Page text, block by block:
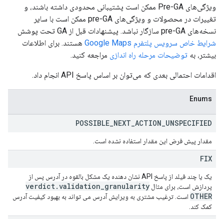
ویژگی‌های Pre-GA ممکن است پشتیبانی محدودی داشته باشند، و
تغییرات در محصولات و ویژگی‌های pre-GA ممکن است با سایر
نسخه‌های pre-GA سازگار نباشد. پیشنهادات قبل از GA تحت پوشش
شرایط خاص سرویس پلتفرم Google Maps
هستند. برای اطلاعات
بیشتر، به توضیحات مرحله راه اندازی مراجعه کنید.
اقدامات احتمالی بعدی که می‌توان بر اساس پاسخ API انجام داد.
Enums
POSSIBLE NEXT ACTION UNSPECIFIED
مقدار پیش فرض این مقدار استفاده نشده است.
FIX
یک یا چند فیلد از پاسخ API نشان دهنده یک مشکل بالقوه در آدرس پس از
پردازش است، برای مثال
verdict.validation granularity
OTHER است. ترغیب مشتری به ویرایش آدرس می تواند به بهبود کیفیت آدرس
کمک کند.